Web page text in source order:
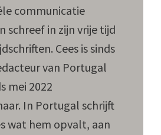
communicatie
schreef in zijn vrije tijd
Cees is sinds
van Portugal
mei 2022
In Portugal schrijft
wat hem opvalt, aan